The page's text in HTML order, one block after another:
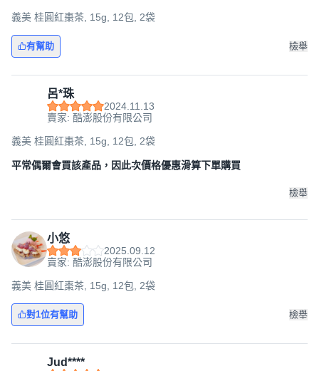
義美 桂圓紅棗茶, 15g, 12包, 2袋
有幫助 檢舉
呂*珠
2024.11.13
賣家: 酷澎股份有限公司
義美 桂圓紅棗茶, 15g, 12包, 2袋
平常偶爾會買該產品，因此次價格優惠滑算下單購買
檢舉
小悠
2025.09.12
賣家: 酷澎股份有限公司
義美 桂圓紅棗茶, 15g, 12包, 2袋
對1位有幫助 檢舉
Jud****